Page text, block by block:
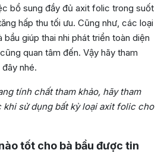
bổ sung đầy đủ axit folic trong suốt
hấp thu tối ưu. Cũng như, các loại
giúp thai nhi phát triển toàn diện
quan tâm đến. Vậy hãy tham
nhé.
tính chất tham khảo, hãy tham
khi sử dụng bất kỳ loại axit folic cho
tốt cho bà bầu được tin